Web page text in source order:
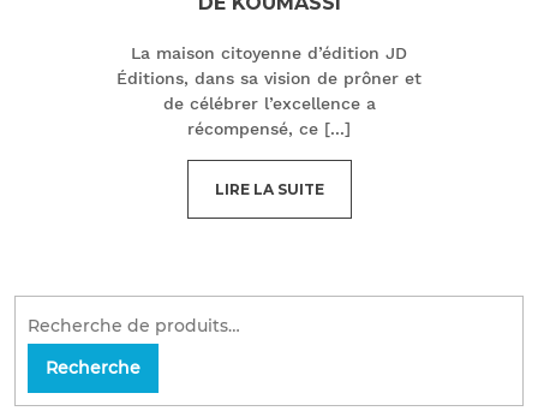
La maison citoyenne d’édition JD
Éditions, dans sa vision de prôner et
de célébrer l’excellence a
récompensé, ce [...]
LIRE LA SUITE
Recherche